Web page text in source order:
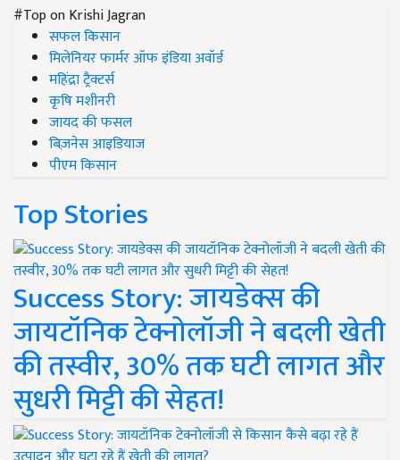
#Top on Krishi Jagran
सफल किसान
मिलेनियर फार्मर ऑफ इंडिया अवॉर्ड
महिंद्रा ट्रैक्टर्स
कृषि मशीनरी
जायद की फसल
बिज़नेस आइडियाज
पीएम किसान
Top Stories
Success Story: जायडेक्स की
जायटॉनिक टेक्नोलॉजी ने बदली खेती
की तस्वीर, 30% तक घटी लागत और
सुधरी मिट्टी की सेहत!